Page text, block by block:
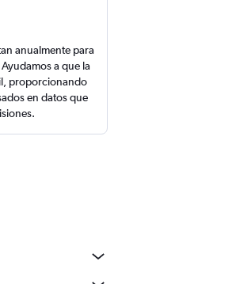
anualmente para
a que la
proporcionando
en datos que